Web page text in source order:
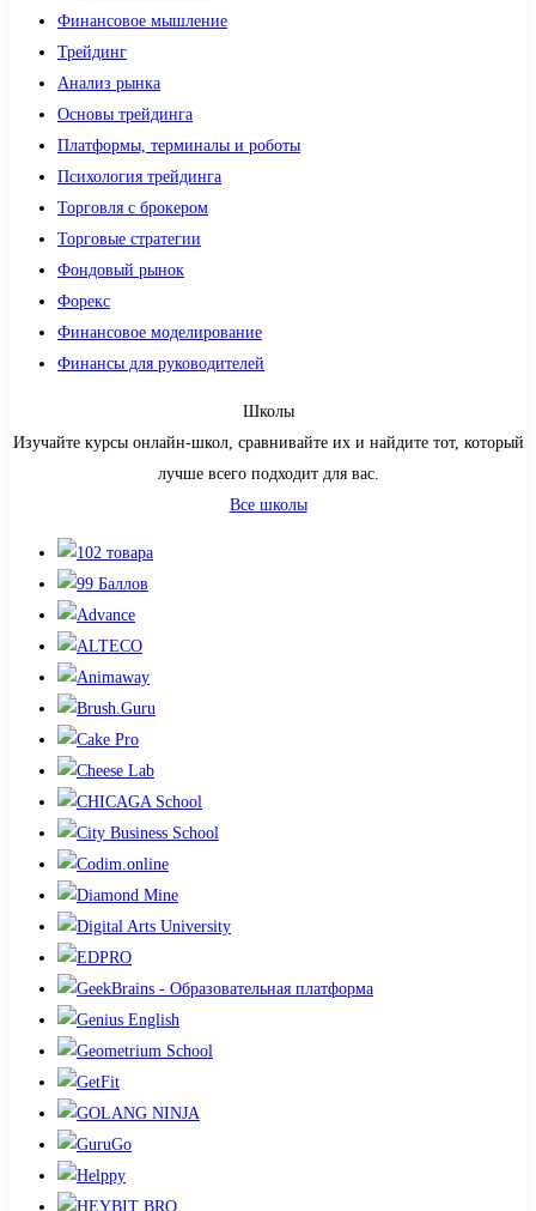
Финансовое мышление
Трейдинг
Анализ рынка
Основы трейдинга
Платформы, терминалы и роботы
Психология трейдинга
Торговля с брокером
Торговые стратегии
Фондовый рынок
Форекс
Финансовое моделирование
Финансы для руководителей
Школы
Изучайте курсы онлайн-школ, сравнивайте их и найдите тот, который
лучше всего подходит для вас.
Все школы